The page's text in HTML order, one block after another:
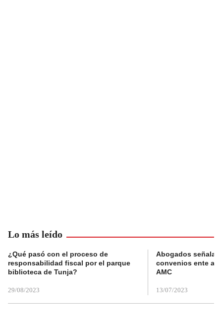
Lo más leído
¿Qué pasó con el proceso de
responsabilidad fiscal por el parque
biblioteca de Tunja?
29/08/2023
Abogados
convenios ente
AMC
13/07/2023